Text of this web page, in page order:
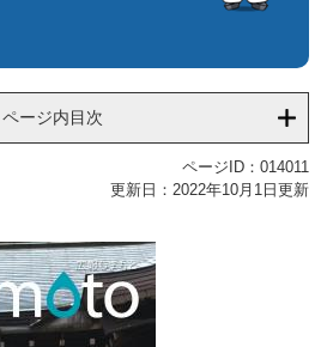
ページ内目次
ページID：014011
更新日：2022年10月1日更新